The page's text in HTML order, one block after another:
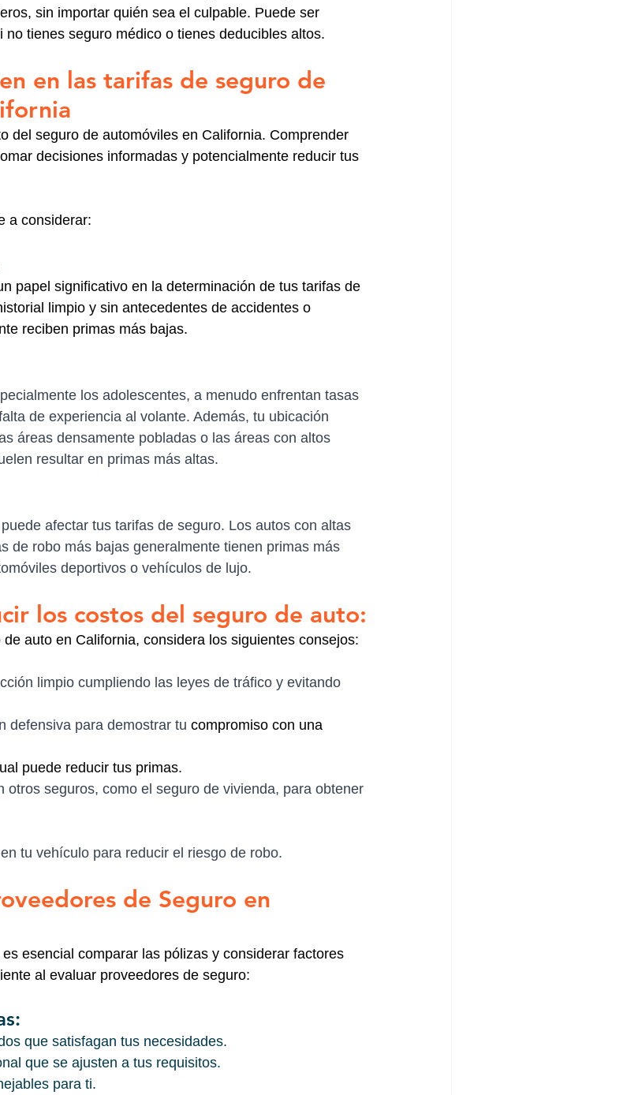
sin importar quién sea el culpable. Puede ser
no tienes seguro médico o tienes deducibles altos.
en las tarifas de seguro de
del seguro de automóviles en California. Comprender
decisiones informadas y potencialmente reducir tus
a considerar:
papel significativo en la determinación de tus tarifas de
limpio y sin antecedentes de accidentes o
reciben primas más bajas.
los adolescentes, a menudo enfrentan tasas
de experiencia al volante. Además, tu ubicación
áreas densamente pobladas o las áreas con altos
resultar en primas más altas.
afectar tus tarifas de seguro. Los autos con altas
de robo más bajas generalmente tienen primas más
deportivos o vehículos de lujo.
los costos del seguro de auto:
auto en California, considera los siguientes consejos:
limpio cumpliendo las leyes de tráfico y evitando
defensiva para demostrar tu compromiso con una
puede reducir tus primas.
otros seguros, como el seguro de vivienda, para obtener
tu vehículo para reducir el riesgo de robo.
de Seguro en
esencial comparar las pólizas y considerar factores
al evaluar proveedores de seguro:
que satisfagan tus necesidades.
que se ajusten a tus requisitos.
para ti.